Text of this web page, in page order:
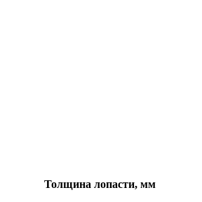
Толщина лопасти, мм